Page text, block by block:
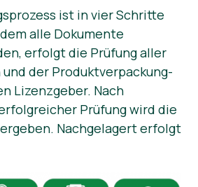
ist in vier Schritte
alle Dokumente
erfolgt die Prüfung aller
der Produktverpackung-
Lizenzgeber. Nach
Prüfung wird die
Nachgelagert erfolgt